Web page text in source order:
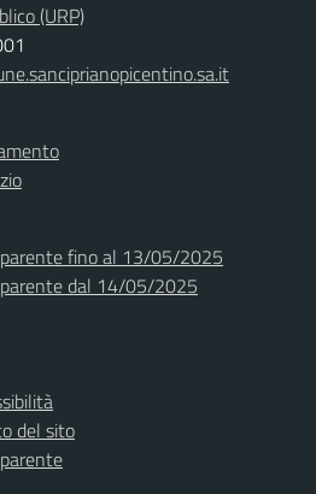
(URP)
fino al 13/05/2025
dal 14/05/2025
del sito